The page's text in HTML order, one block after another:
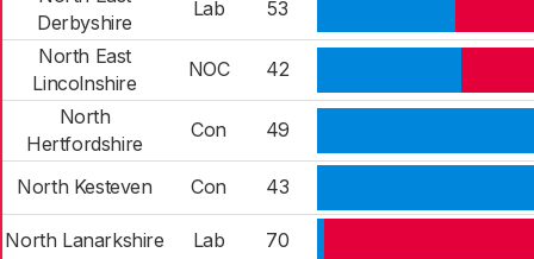
Derbyshire
Lab
53
North East
Lincolnshire
NOC
42
North
Hertfordshire
Con 49
North Kesteven Con 43
North Lanarkshire Lab
70